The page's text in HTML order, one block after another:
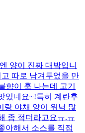
양이 진짜 대박입니
따로 남겨두었을 만
향이 훅 나는데 고기
있네요~!특히 계란후
랑 야채 양이 워낙 많
좀 적더라고요ㅠ.ㅠ
아해서 소스를 직접